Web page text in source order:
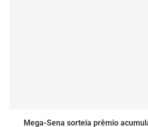
Mega-Sena sorteia prêmio